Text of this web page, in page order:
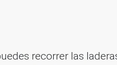
recorrer las